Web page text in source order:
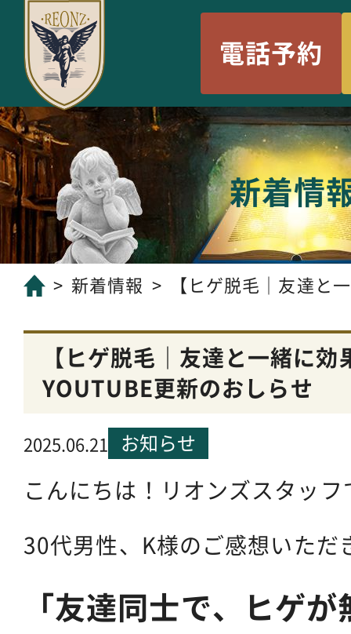
電話予約
新着情
新着情報 【ヒゲ脱毛｜友達と
【ヒゲ脱毛｜友達と一緒に
YOUTUBE更新のおしらせ
2025.06.21 お知らせ
こんにちは！リオンズスタッ
30代男性、K様のご感想いた
「友達同士で、ヒゲ